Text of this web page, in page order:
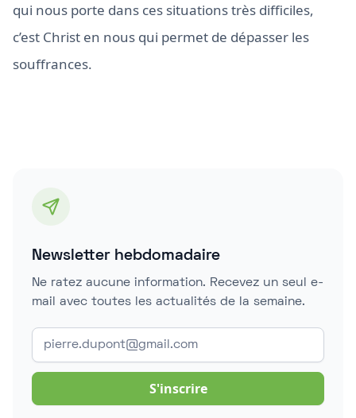
qui nous porte dans ces situations très difficiles,
c’est Christ en nous qui permet de dépasser les
souffrances.
Newsletter hebdomadaire
Ne ratez aucune information. Recevez un seul e-
mail avec toutes les actualités de la semaine.